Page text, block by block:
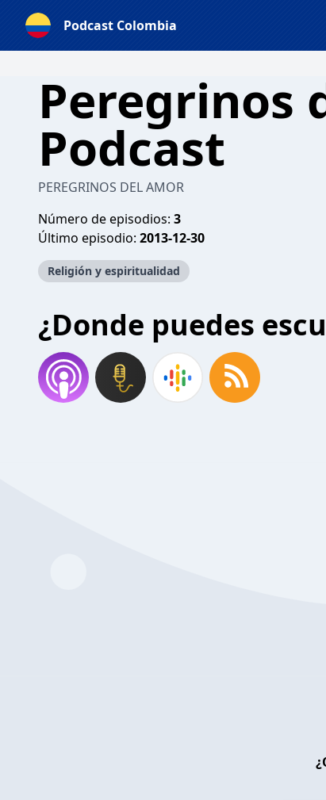
Podcast Colombia
Peregrinos
Podcast
PEREGRINOS DEL AMOR
Número de episodios: 3
Último episodio: 2013-12-30
Religión y espiritualidad
¿Donde puedes